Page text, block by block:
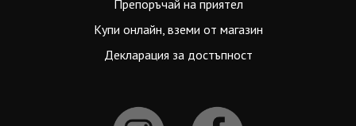
Препоръчай на приятел
Купи онлайн, вземи от магазин
Декларация за достъпност